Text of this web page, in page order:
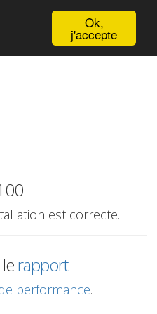
Ok,
j'accepte
est correcte.
rapport
performance.